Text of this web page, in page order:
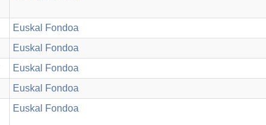
Euskal Fondoa
Euskal Fondoa
Euskal Fondoa
Euskal Fondoa
Euskal Fondoa